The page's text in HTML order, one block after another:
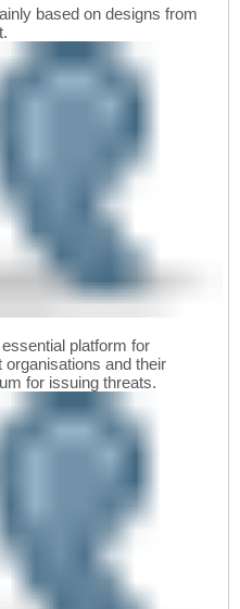
based on designs from
platform for
and their
for issuing threats.